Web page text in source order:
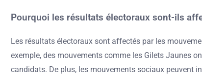
Pourquoi les résultats électoraux sont-ils
Les résultats électoraux sont affectés par les
exemple, des mouvements comme les Gilets Jaunes
candidats. De plus, les mouvements sociaux peuvent